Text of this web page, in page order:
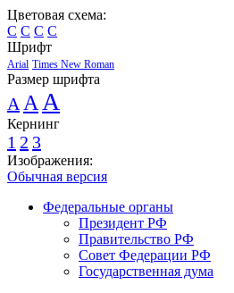
Цветовая схема:
C C C C
Шрифт
Arial Times New Roman
Размер шрифта
A A A
Кернинг
1 2 3
Изображения:
Обычная версия
Федеральные органы
Президент РФ
Правительство РФ
Совет Федерации РФ
Государственная дума